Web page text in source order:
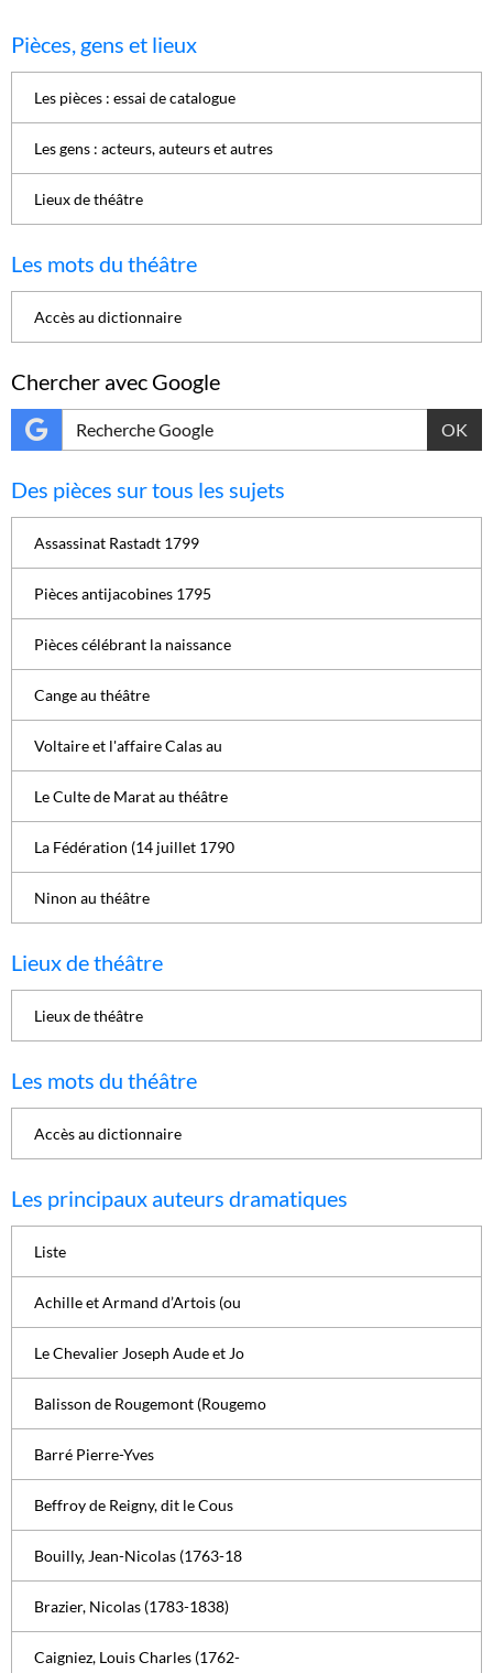
Pièces, gens et lieux
Les pièces : essai de catalogue
Les gens : acteurs, auteurs et autres
Lieux de théâtre
Les mots du théâtre
Accès au dictionnaire
Chercher avec Google
OK
Des pièces sur tous les sujets
Assassinat Rastadt 1799
Pièces antijacobines 1795
Pièces célébrant la naissance
Cange au théâtre
Voltaire et l'affaire Calas au
Le Culte de Marat au théâtre
La Fédération (14 juillet 1790
Ninon au théâtre
Lieux de théâtre
Lieux de théâtre
Les mots du théâtre
Accès au dictionnaire
Les principaux auteurs dramatiques
Liste
Achille et Armand d’Artois (ou
Le Chevalier Joseph Aude et Jo
Balisson de Rougemont (Rougemo
Barré Pierre-Yves
Beffroy de Reigny, dit le Cous
Bouilly, Jean-Nicolas (1763-18
Brazier, Nicolas (1783-1838)
Caigniez, Louis Charles (1762-